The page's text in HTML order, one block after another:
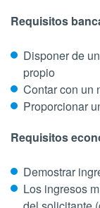
Requisitos
Disponer de
propio
Contar con un
Proporcionar
Requisitos
Demostrar
Los ingresos